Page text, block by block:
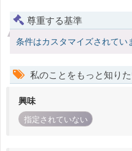
尊重する基準
条件はカスタマイズされてい
私のことをもっと知り
興味
指定されていない